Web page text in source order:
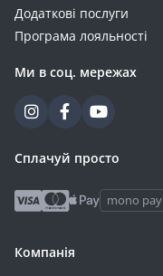
Додаткові послуги
Програма лояльності
Ми в соц. мережах
Сплачуй просто
mono pay
Компанія